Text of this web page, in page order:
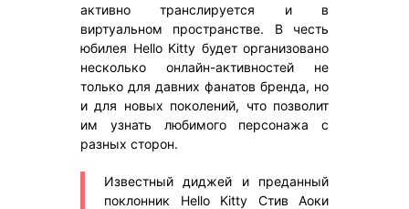
активно транслируется и в
виртуальном пространстве. В честь
юбилея Hello Kitty будет организовано
несколько онлайн-активностей не
только для давних фанатов бренда, но
и для новых поколений, что позволит
им узнать любимого персонажа с
разных сторон.
Известный диджей и преданный
поклонник Hello Kitty Стив Аоки